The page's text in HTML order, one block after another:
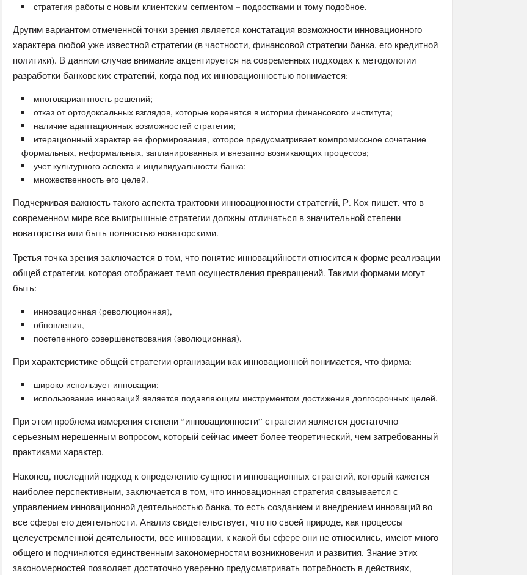
стратегия работы с новым клиентским сегментом – подростками и тому подобное.
Другим вариантом отмеченной точки зрения является констатация возможности инновационного
характера любой уже известной стратегии (в частности, финансовой стратегии банка, его кредитной
политики). В данном случае внимание акцентируется на современных подходах к методологии
разработки банковских стратегий, когда под их инновационностью понимается:
многовариантность решений;
отказ от ортодоксальных взглядов, которые коренятся в истории финансового института;
наличие адаптационных возможностей стратегии;
итерационный характер ее формирования, которое предусматривает компромиссное сочетание
формальных, неформальных, запланированных и внезапно возникающих процессов;
учет культурного аспекта и индивидуальности банка;
множественность его целей.
Подчеркивая важность такого аспекта трактовки инновационности стратегий, Р. Кох пишет, что в
современном мире все выигрышные стратегии должны отличаться в значительной степени
новаторства или быть полностью новаторскими.
Третья точка зрения заключается в том, что понятие инновацийности относится к форме реализации
общей стратегии, которая отображает темп осуществления превращений. Такими формами могут
быть:
инновационная (революционная),
обновления,
постепенного совершенствования (эволюционная).
При характеристике общей стратегии организации как инновационной понимается, что фирма:
широко использует инновации;
использование инноваций является подавляющим инструментом достижения долгосрочных целей.
При этом проблема измерения степени “инновационности” стратегии является достаточно
серьезным нерешенным вопросом, который сейчас имеет более теоретический, чем затребованный
практиками характер.
Наконец, последний подход к определению сущности инновационных стратегий, который кажется
наиболее перспективным, заключается в том, что инновационная стратегия связывается с
управлением инновационной деятельностью банка, то есть созданием и внедрением инноваций во
все сферы его деятельности. Анализ свидетельствует, что по своей природе, как процессы
целеустремленной деятельности, все инновации, к какой бы сфере они не относились, имеют много
общего и подчиняются единственным закономерностям возникновения и развития. Знание этих
закономерностей позволяет достаточно уверенно предусматривать потребность в действиях,